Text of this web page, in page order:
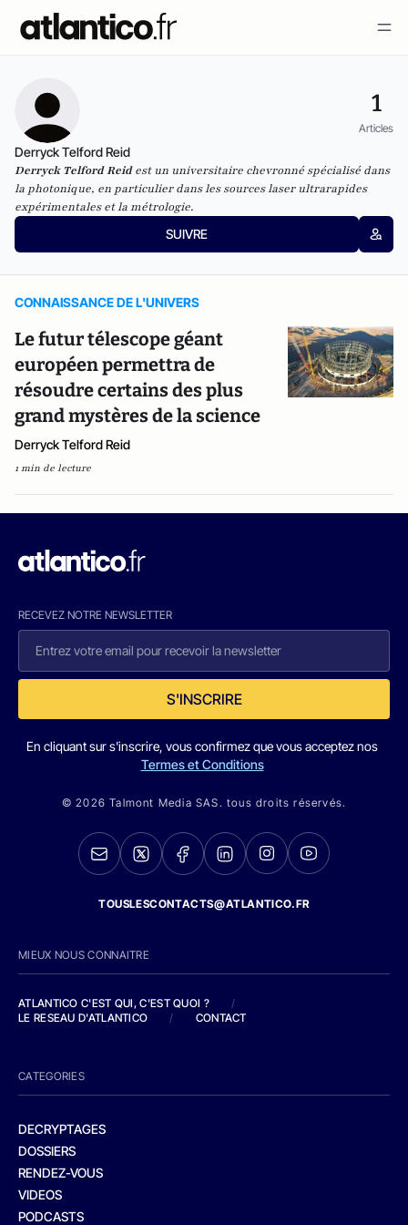
1
Articles
Derryck Telford Reid
Derryck Telford Reidest un universitaire chevronné spécialisé dans
la photonique, en particulier dans les sources laser ultrarapides
expérimentales et la métrologie.
SUIVRE
CONNAISSANCE DE L'UNIVERS
Le futur télescope géant
européen permettra de
résoudre certains des plus
grand mystères de la science
Derryck Telford Reid
1 min de lecture
RECEVEZ NOTRE NEWSLETTER
S'INSCRIRE
En cliquant sur s'inscrire, vous confirmez que vous acceptez nos
Termes et Conditions
© 2026 Talmont Media SAS. tous droits réservés.
TOUSLESCONTACTS@ATLANTICO.FR
MIEUX NOUS CONNAITRE
ATLANTICO C'EST QUI, C'EST QUOI ?
/
LE RESEAU D'ATLANTICO
/ CONTACT
CATEGORIES
DECRYPTAGES
DOSSIERS
RENDEZ-VOUS
VIDEOS
PODCASTS